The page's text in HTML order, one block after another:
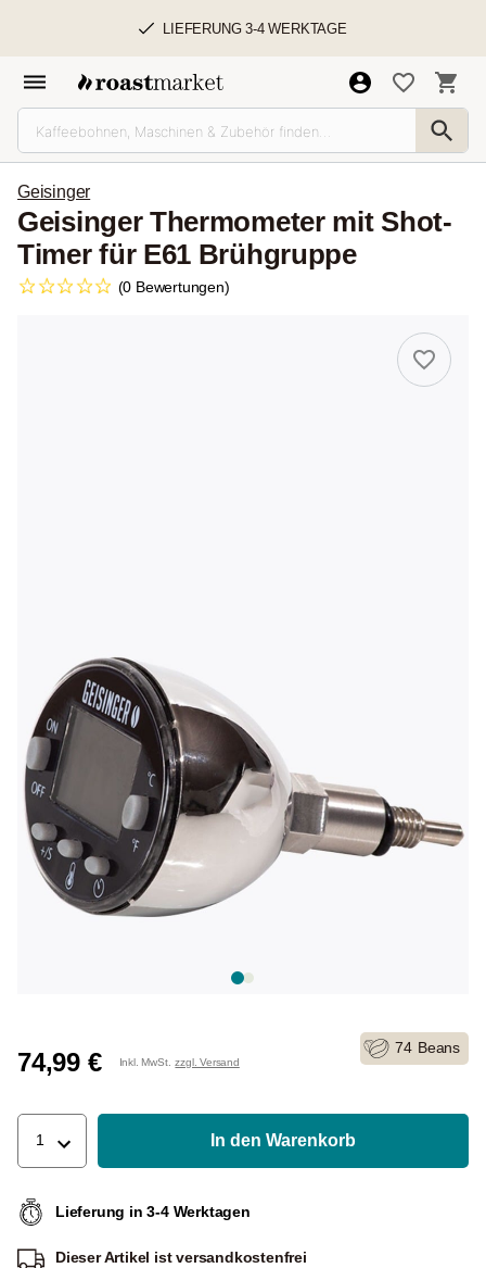
LIEFERUNG 3-4 WERKTAGE
Geisinger
Geisinger Thermometer mit Shot-
Timer für E61 Brühgruppe
(0 Bewertungen)
74,99 € Inkl. MwSt. zzgl. Versand
74 Beans
1 In den Warenkorb
Lieferung in 3-4 Werktagen
Dieser Artikel istversandkostenfrei